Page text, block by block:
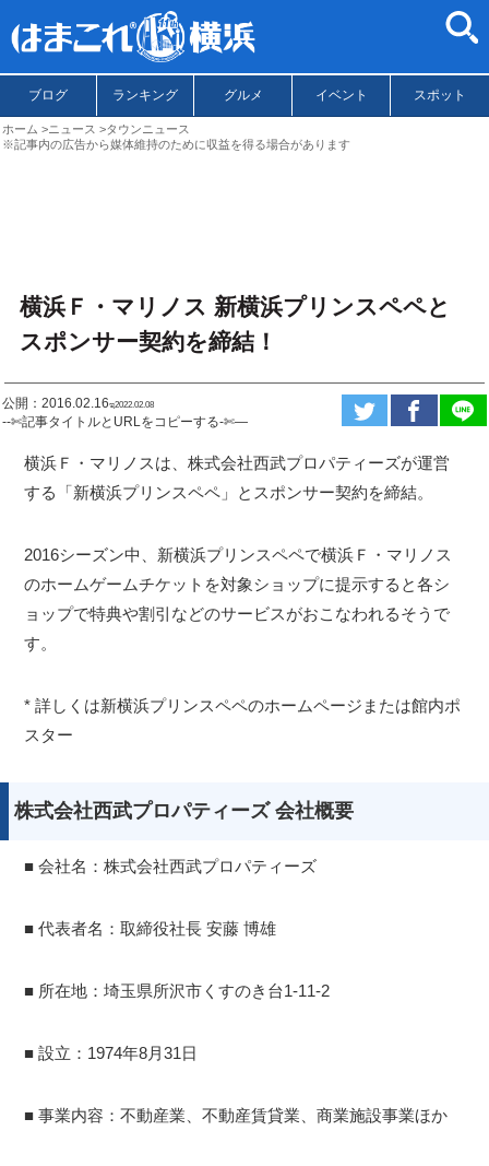
ブログ ランキング グルメ イベント スポット
ホーム ニュース
タウンニュース
※記事内の広告から媒体維持のために収益を得る場合があります
横浜Ｆ・マリノス 新横浜プリンスペペと
スポンサー契約を締結！
公開：2016.02.16ಇ2022.02.08
--✄記事タイトルとURLをコピーする-✄—
横浜Ｆ・マリノスは、株式会社西武プロパティーズが運営
する「新横浜プリンスペペ」とスポンサー契約を締結。
2016シーズン中、新横浜プリンスペペで横浜Ｆ・マリノス
のホームゲームチケットを対象ショップに提示すると各シ
ョップで特典や割引などのサービスがおこなわれるそうで
す。
* 詳しくは新横浜プリンスペペのホームページまたは館内ポ
スター
株式会社西武プロパティーズ 会社概要
■ 会社名：株式会社西武プロパティーズ
■ 代表者名：取締役社長 安藤 博雄
■ 所在地：埼玉県所沢市くすのき台1-11-2
■ 設立：1974年8月31日
■ 事業内容：不動産業、不動産賃貸業、商業施設事業ほか